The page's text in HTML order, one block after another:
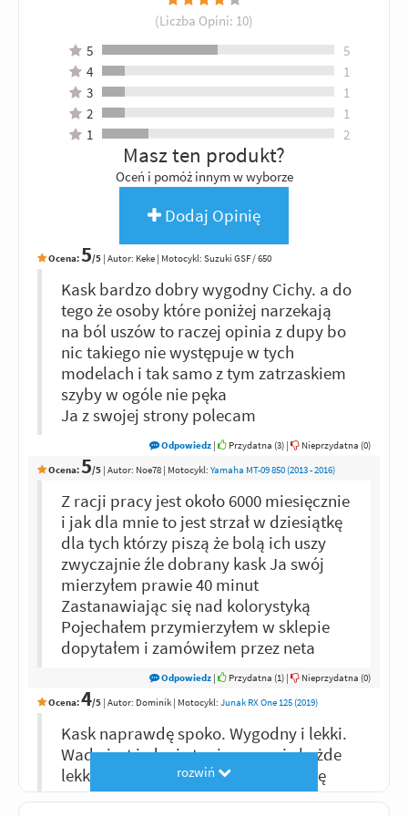
(Liczba Opini: 10)
5
5
4
1
3
1
2
1
1
2
Masz ten produkt?
Oceń i pomóż innym w wyborze
Dodaj Opinię
Ocena:5/5 | Autor: Keke | Motocykl: Suzuki GSF / 650
Kask bardzo dobry wygodny Cichy. a do
tego że osoby które poniżej narzekają
na ból uszów to raczej opinia z dupy bo
nic takiego nie występuje w tych
modelach i tak samo z tym zatrzaskiem
szyby w ogóle nie pęka
Ja z swojej strony polecam
Odpowiedz | Przydatna (3) | Nieprzydatna (0)
Ocena:5/5 | Autor: Noe78 | Motocykl: Yamaha MT-09 850 (2013 - 2016)
Z racji pracy jest około 6000 miesięcznie
i jak dla mnie to jest strzał w dziesiątkę
dla tych którzy piszą że bolą ich uszy
zwyczajnie źle dobrany kask Ja swój
mierzyłem prawie 40 minut
Zastanawiając się nad kolorystyką
Pojechałem przymierzyłem w sklepie
dopytałem i zamówiłem przez neta
Odpowiedz | Przydatna (1) | Nieprzydatna (0)
Ocena:4/5 | Autor: Dominik | Motocykl: Junak RX One 125 (2019)
Kask naprawdę spoko. Wygodny i lekki.
Wadą jest jedynie to, że w macie każde
lekkie otarcie jest widoczne... Jeżdżę
prawie dzień w dzień przez 10miesiecy
rozwiń